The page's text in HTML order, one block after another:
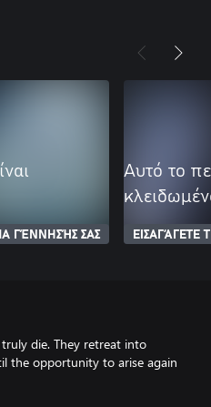
ΓΈΝΝΗΣΉΣ ΣΑΣ
Αυτό το
die. They retreat into
the opportunity to arise again